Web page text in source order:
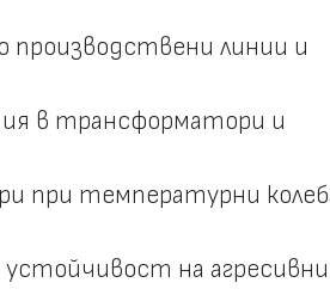
производствени линии и
в трансформатори и
при температурни
на